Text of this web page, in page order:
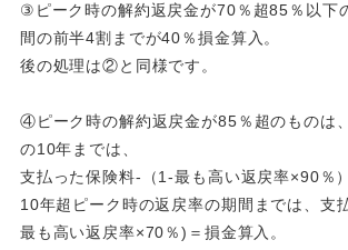
③ピーク時の解約返戻金が70％超85％以下
間の前半4割までが40％損金算入。
後の処理は②と同様です。
④ピーク時の解約返戻金が85％超のものは
の10年までは、
支払った保険料-（1-最も高い返戻率×90％
10年超ピーク時の返戻率の期間までは、支
最も高い返戻率×70％)＝損金算入。